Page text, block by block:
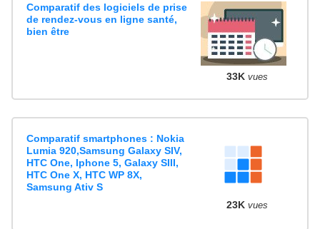
Comparatif des logiciels de prise
de rendez-vous en ligne santé,
bien être
33K vues
Comparatif smartphones : Nokia
Lumia 920,Samsung Galaxy SIV,
HTC One, Iphone 5, Galaxy SIII,
HTC One X, HTC WP 8X,
Samsung Ativ S
23K vues